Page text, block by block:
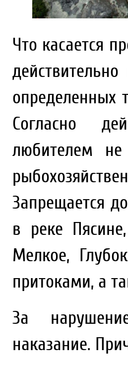
Что касается
определенных
Согласно
любителем
Запрещается
в реке
Мелкое,
притоками, а
За
наказание.